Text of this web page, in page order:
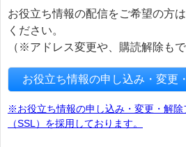
お役立ち情報の配信をご希望の方
ください。
（※アドレス変更や、購読解除もで
お役立ち情報の申し込み・変更
※お役立ち情報の申し込み・変更・解
（SSL）を採用しております。